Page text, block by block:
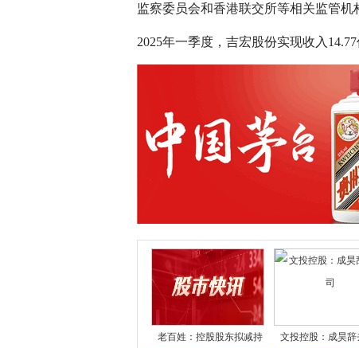
监察委员会和香港联交所等相关监管机
2025年一季度，吉宏股份实现收入
老百姓：控股股东拟减持 文投控股：成昊辞